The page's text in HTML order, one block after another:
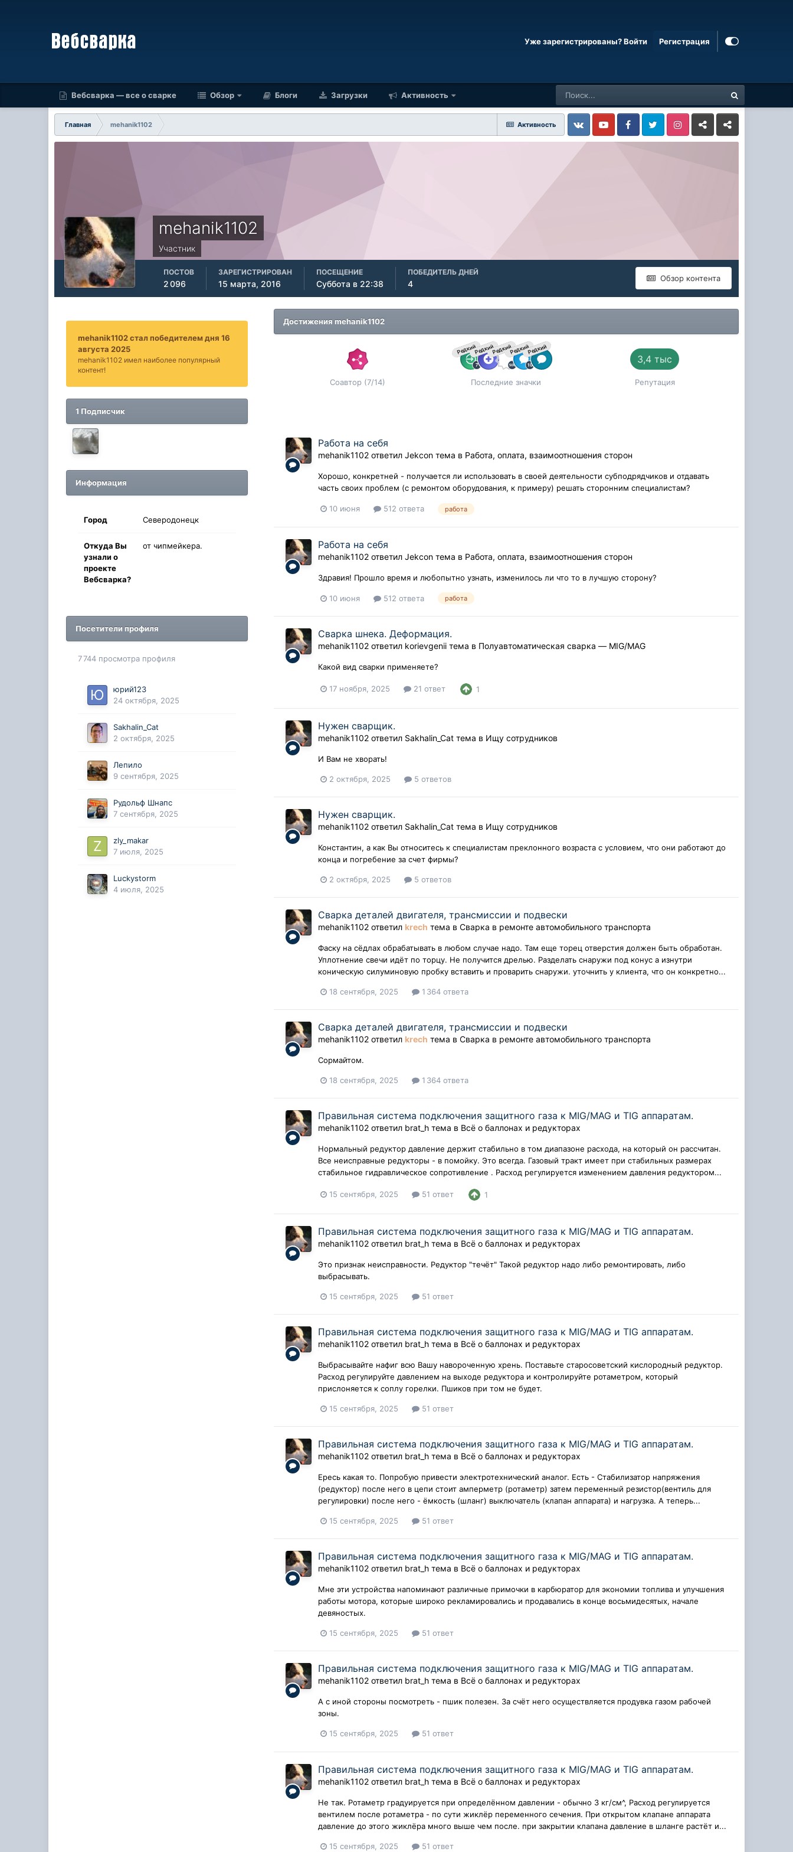
Уже зарегистрированы? Войти Регистрация
Вебсварка — все о сварке Обзор Блоги Загрузки Активность
Активность
Главная
mehanik1102
VkontakteYouTube FacebookTwitter InstagramLivejournalOdnoklassniki
mehanik1102
Участник
Обзор контента
ПОСТОВ
2 096
ЗАРЕГИСТРИРОВАН
15 марта, 2016
ПОСЕЩЕНИЕ
Суббота в 22:38
ПОБЕДИТЕЛЬ ДНЕЙ
4
mehanik1102 стал победителем дня 16
августа 2025
mehanik1102 имел наиболее популярный
контент!
1 Подписчик
Информация
Город Северодонецк
Oткyдa Вы
узнaли o
проекте
Вебсварка?
от чипмейкера.
Посетители профиля
7 744 просмотра профиля
юрий123
24 октября, 2025
Sakhalin_Cat
2 октября, 2025
Лепило
9 сентября, 2025
Рудольф Шнапс
7 сентября, 2025
zly_makar
7 июля, 2025
Luckystorm
4 июля, 2025
Достижения mehanik1102
Соавтор (7/14)
РедкийРедкийРедкийРедкийРедкий
Последние значки
3,4 тыс
Репутация
Работа на себя
mehanik1102 ответилJekcon тема в Работа, оплата, взаимоотношения сторон
Хорошо, конкретней - получается ли использовать в своей деятельности субподрядчиков и отдавать
часть своих проблем (с ремонтом оборудования, к примеру) решать сторонним специалистам?
10 июня 512 ответа работа
Работа на себя
mehanik1102 ответилJekcon тема в Работа, оплата, взаимоотношения сторон
Здравия! Прошло время и любопытно узнать, изменилось ли что то в лучшую сторону?
10 июня 512 ответа работа
Сварка шнека. Деформация.
mehanik1102 ответил korievgenii тема в Полуавтоматическая сварка — MIG/MAG
Какой вид сварки применяете?
17 ноября, 2025 21 ответ 1
Нужен сварщик.
mehanik1102 ответил Sakhalin_Cat тема в Ищу сотрудников
И Вам не хворать!
2 октября, 2025 5 ответов
Нужен сварщик.
mehanik1102 ответил Sakhalin_Cat тема в Ищу сотрудников
Константин, а как Вы относитесь к специалистам преклонного возраста с условием, что они работают до
конца и погребение за счет фирмы?
2 октября, 2025 5 ответов
Сварка деталей двигателя, трансмиссии и подвески
mehanik1102 ответил krech тема вСварка в ремонте автомобильного транспорта
Фаску на сёдлах обрабатывать в любом случае надо. Там еще торец отверстия должен быть обработан.
Уплотнение свечи идёт по торцу. Не получится дрелью. Разделать снаружи под конус а изнутри
коническую силуминовую пробку вставить и проварить снаружи. уточнить у клиента, что он конкретно...
18 сентября, 2025 1 364 ответа
Сварка деталей двигателя, трансмиссии и подвески
mehanik1102 ответил krech тема вСварка в ремонте автомобильного транспорта
Сормайтом.
18 сентября, 2025 1 364 ответа
Правильная система подключения защитного газа к MIG/MAG и TIG аппаратам.
mehanik1102 ответил brat_h тема в Всё о баллонах и редукторах
Нормальный редуктор давление держит стабильно в том диапазоне расхода, на который он рассчитан.
Все неисправные редукторы - в помойку. Это всегда. Газовый тракт имеет при стабильных размерах
стабильное гидравлическое сопротивление . Расход регулируется изменением давления редуктором...
15 сентября, 2025 51 ответ 1
Правильная система подключения защитного газа к MIG/MAG и TIG аппаратам.
mehanik1102 ответил brat_h тема в Всё о баллонах и редукторах
Это признак неисправности. Редуктор "течёт" Такой редуктор надо либо ремонтировать, либо
выбрасывать.
15 сентября, 2025 51 ответ
Правильная система подключения защитного газа к MIG/MAG и TIG аппаратам.
mehanik1102 ответил brat_h тема в Всё о баллонах и редукторах
Выбрасывайте нафиг всю Вашу навороченную хрень. Поставьте старосоветский кислородный редуктор.
Расход регулируйте давлением на выходе редуктора и контролируйте ротаметром, который
прислоняется к соплу горелки. Пшиков при том не будет.
15 сентября, 2025 51 ответ
Правильная система подключения защитного газа к MIG/MAG и TIG аппаратам.
mehanik1102 ответил brat_h тема в Всё о баллонах и редукторах
Ересь какая то. Попробую привести электротехнический аналог. Есть - Стабилизатор напряжения
(редуктор) после него в цепи стоит амперметр (ротаметр) затем переменный резистор(вентиль для
регулировки) после него - ёмкость (шланг) выключатель (клапан аппарата) и нагрузка. А теперь...
15 сентября, 2025 51 ответ
Правильная система подключения защитного газа к MIG/MAG и TIG аппаратам.
mehanik1102 ответил brat_h тема в Всё о баллонах и редукторах
Мне эти устройства напоминают различные примочки в карбюратор для экономии топлива и улучшения
работы мотора, которые широко рекламировались и продавались в конце восьмидесятых, начале
девяностых.
15 сентября, 2025 51 ответ
Правильная система подключения защитного газа к MIG/MAG и TIG аппаратам.
mehanik1102 ответил brat_h тема в Всё о баллонах и редукторах
А с иной стороны посмотреть - пшик полезен. За счёт него осуществляется продувка газом рабочей
зоны.
15 сентября, 2025 51 ответ
Правильная система подключения защитного газа к MIG/MAG и TIG аппаратам.
mehanik1102 ответил brat_h тема в Всё о баллонах и редукторах
Не так. Ротаметр градуируется при определённом давлении - обычно 3 кг/см^, Расход регулируется
вентилем после ротаметра - по сути жиклёр переменного сечения. При открытом клапане аппарата
давление до этого жиклёра много выше чем после. при закрытии клапана давление в шланге растёт и...
15 сентября, 2025 51 ответ